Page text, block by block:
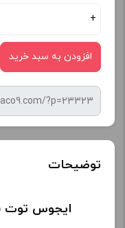
+
افزودن به سبد خرید
توضیحات